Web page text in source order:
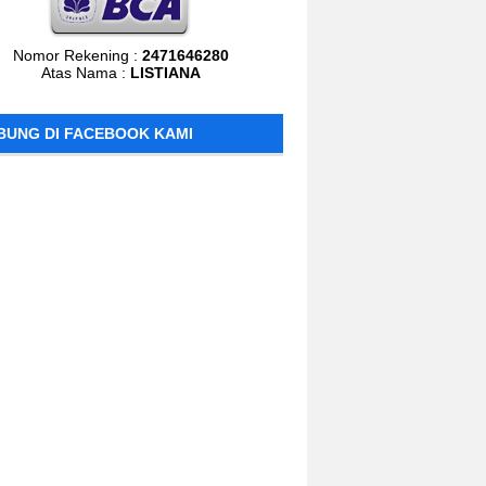
Nomor Rekening : 2471646280
Atas Nama : LISTIANA
DI FACEBOOK KAMI